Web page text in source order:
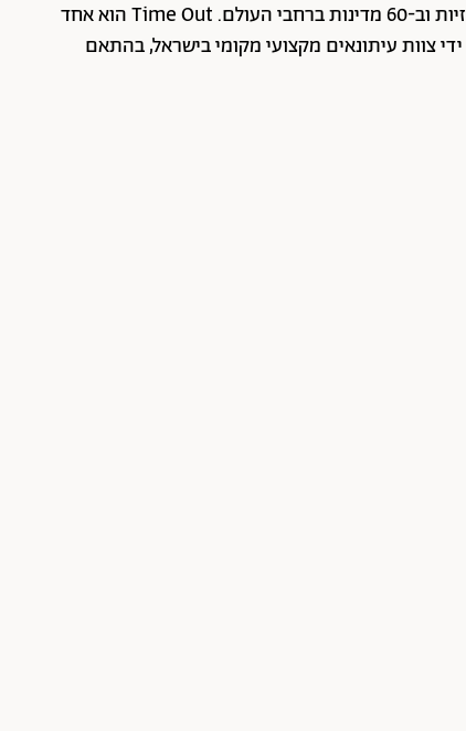
Time Out תל אביב About Time Outתל אביב הוא חלק מרשת Time Out Global — רשת מדיה בינלאומית הפועלת ב-360 ערים מרכזיות וב-60 מדינות ברחבי העולם. Time Out הוא אחד
התרבות, הקולינריה, הבילוי ותיירות עירונית. התוכן, שמתעדכן 24/7, נכתב ונערך על ידי צוות עיתונאים מקצועי מקומי בישראל, בהתאם